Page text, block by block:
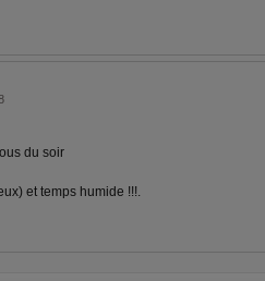
du soir
et temps humide !!!.